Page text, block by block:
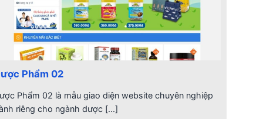
Phẩm 02
Phẩm 02 là mẫu giao diện website chuyên nghiệp
riêng cho ngành dược [...]